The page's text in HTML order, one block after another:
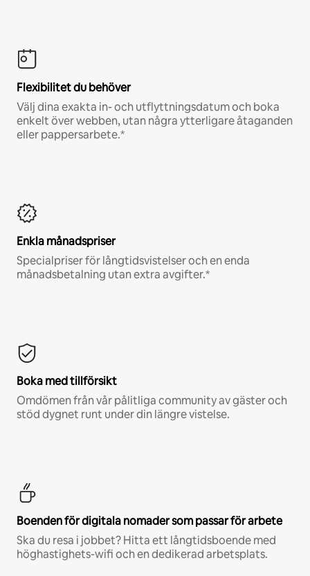
Flexibilitet du behöver
Välj dina exakta in- och utflyttningsdatum och boka
enkelt över webben, utan några ytterligare åtaganden
eller pappersarbete.*
Enkla månadspriser
Specialpriser för långtidsvistelser och en enda
månadsbetalning utan extra avgifter.*
Boka med tillförsikt
Omdömen från vår pålitliga community av gäster och
stöd dygnet runt under din längre vistelse.
Boenden för digitala nomader som passar för arbete
Ska du resa i jobbet? Hitta ett långtidsboende med
höghastighets-wifi och en dedikerad arbetsplats.